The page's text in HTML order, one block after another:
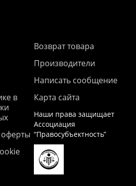
в
Возврат товара
Производители
Написать сообщение
Карта сайта
Наши права защищает
Ассоциация
“Правосубъектность”